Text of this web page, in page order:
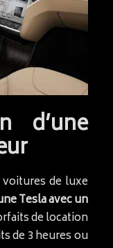
d’une
voitures de luxe
Tesla avec un
de location
de 3 heures ou